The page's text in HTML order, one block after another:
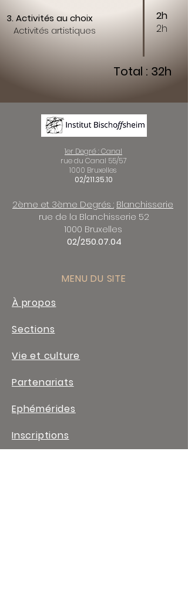
3. Activités au choix
Activités artistiques
2h
2h
Total : 32h
1er Degré : Canal
rue du Canal 55/57
1000 Bruxelles
02/211.35.10
2ème et 3ème Degrés : Blanchisserie
rue de la Blanchisserie 52
1000 Bruxelles
02/250.07.04
MENU DU SITE
À propos
Sections
Vie et culture
Partenariats
Ephémérides
Inscriptions